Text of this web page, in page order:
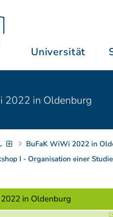
Universität
2022 in Oldenburg
BuFaK WiWi 2022 in
I - Organisation einer
in Oldenburg